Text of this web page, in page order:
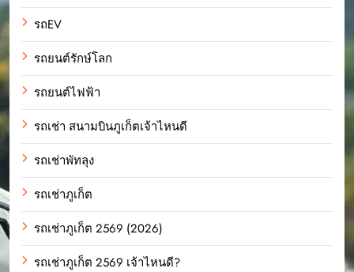
รถEV
รถยนต์รักษ์โลก
รถยนต์ไฟฟ้า
รถเช่า สนามบินภูเก็ตเจ้าไหนดี
รถเช่าพัทลุง
รถเช่าภูเก็ต
รถเช่าภูเก็ต 2569 (2026)
รถเช่าภูเก็ต 2569 เจ้าไหนดี?